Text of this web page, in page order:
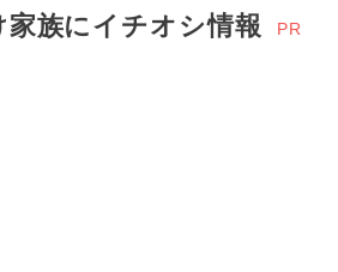
族にイチオシ情報 PR